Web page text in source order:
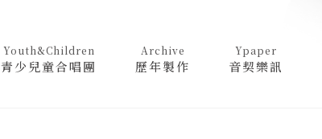
Youth&Children
青少兒童合唱團
Archive
歷年製作
Ypaper
音契樂訊